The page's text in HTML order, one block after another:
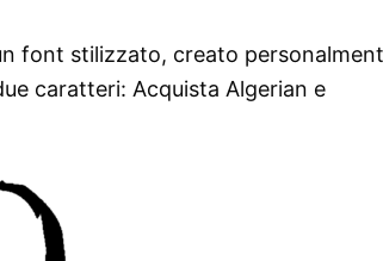
font stilizzato, creato
caratteri: Acquista Algerian e